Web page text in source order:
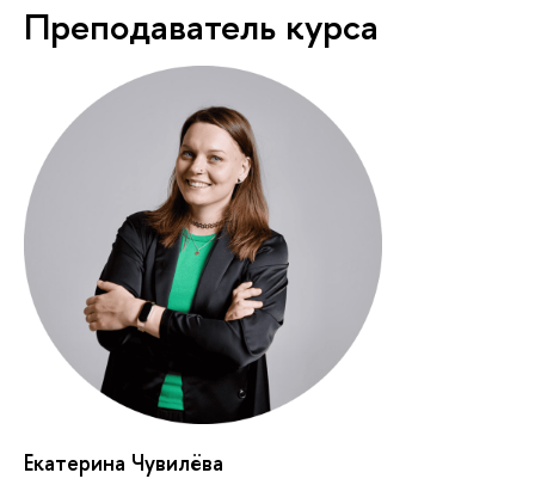
Преподаватель курса
Екатерина Чувилёва